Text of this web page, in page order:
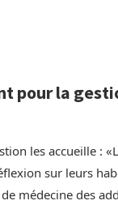
pour la
les accueille :
sur leurs
médecine des